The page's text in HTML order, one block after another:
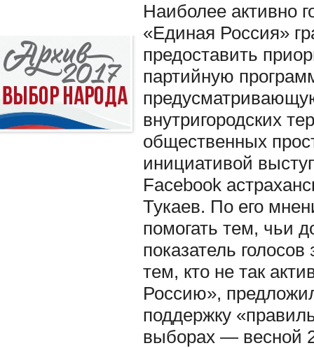
Наиболее активно
«Единая Россия»
предоставить
партийную
внутригородских
общественных
инициативой
Facebook
Тукаев. По его
помогать тем, чьи
показатель
тем, кто не так
Россию»,
поддержку
выборах — весной